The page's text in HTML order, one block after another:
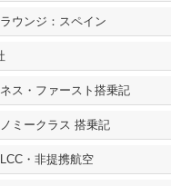
ウンジ：スペイン
ス・ファースト搭乗記
ミークラス 搭乗記
・非提携航空